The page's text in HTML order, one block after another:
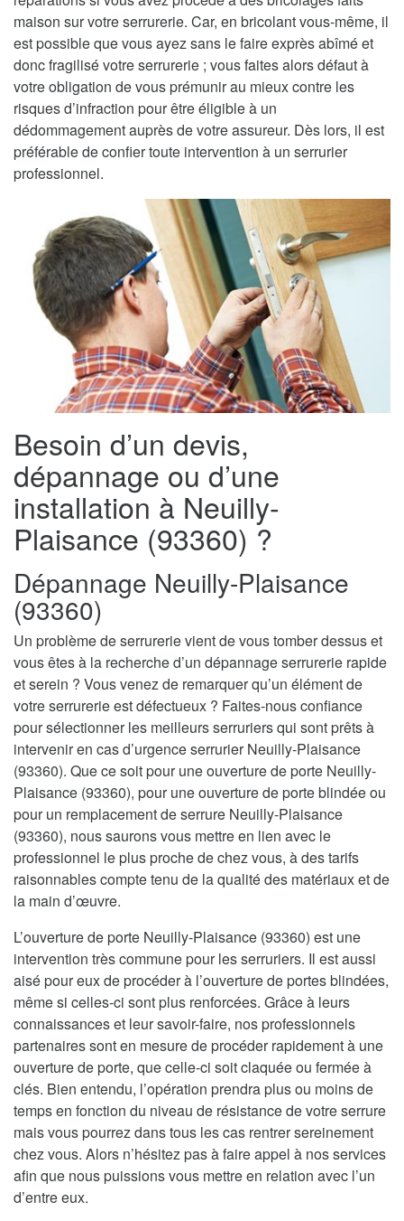
maison sur votre serrurerie. Car, en bricolant vous-même, il
est possible que vous ayez sans le faire exprès abîmé et
donc fragilisé votre serrurerie ; vous faites alors défaut à
votre obligation de vous prémunir au mieux contre les
risques d’infraction pour être éligible à un
dédommagement auprès de votre assureur. Dès lors, il est
préférable de confier toute intervention à un serrurier
professionnel.
Besoin d’un devis,
dépannage ou d’une
installation à Neuilly-
Plaisance (93360) ?
Dépannage Neuilly-Plaisance
(93360)
Un problème de serrurerie vient de vous tomber dessus et
vous êtes à la recherche d’un dépannage serrurerie rapide
et serein ? Vous venez de remarquer qu’un élément de
votre serrurerie est défectueux ? Faites-nous confiance
pour sélectionner les meilleurs serruriers qui sont prêts à
intervenir en cas d’urgence serrurier Neuilly-Plaisance
(93360). Que ce soit pour une ouverture de porte Neuilly-
Plaisance (93360), pour une ouverture de porte blindée ou
pour un remplacement de serrure Neuilly-Plaisance
(93360), nous saurons vous mettre en lien avec le
professionnel le plus proche de chez vous, à des tarifs
raisonnables compte tenu de la qualité des matériaux et de
la main d’œuvre.
L’ouverture de porte Neuilly-Plaisance (93360) est une
intervention très commune pour les serruriers. Il est aussi
aisé pour eux de procéder à l’ouverture de portes blindées,
même si celles-ci sont plus renforcées. Grâce à leurs
connaissances et leur savoir-faire, nos professionnels
partenaires sont en mesure de procéder rapidement à une
ouverture de porte, que celle-ci soit claquée ou fermée à
clés. Bien entendu, l’opération prendra plus ou moins de
temps en fonction du niveau de résistance de votre serrure
mais vous pourrez dans tous les cas rentrer sereinement
chez vous. Alors n’hésitez pas à faire appel à nos services
afin que nous puissions vous mettre en relation avec l’un
d’entre eux.